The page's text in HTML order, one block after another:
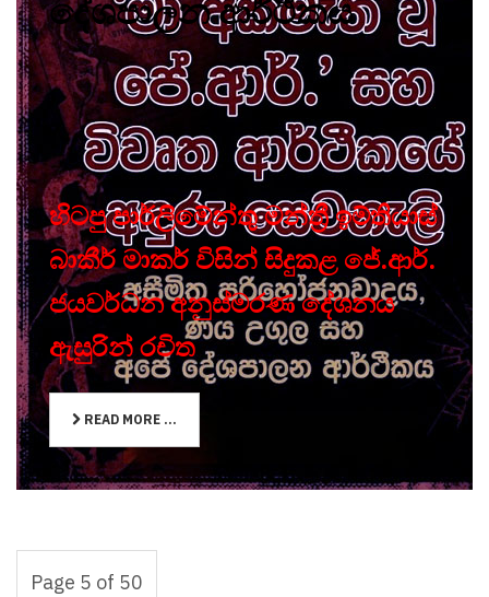
දේශපාලන ආර්ථිකය
හිටපු පාර්ලිමේන්තු මන්ත්‍රී ඉම්තියාස්
බාකීර් මාකර් විසින් සිදුකළ ජේ.ආර්.
ජයවර්ධන අනුස්මරණ දේශනය
ඇසුරින් රචිත
READ MORE ...
Page 5 of 50